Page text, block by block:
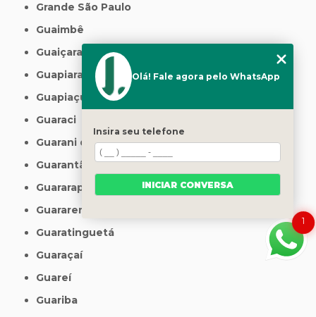
Grande São Paulo
Guaimbê
Guaiçara
Guapiara
Guapiaçu
Guaraci
Guarani d'Oeste
Guarantã
Guararapes
Guararema
Guaratinguetá
Guaraçaí
Guareí
Guariba
1
Olá! Fale agora pelo WhatsApp
Insira seu telefone
INICIAR CONVERSA